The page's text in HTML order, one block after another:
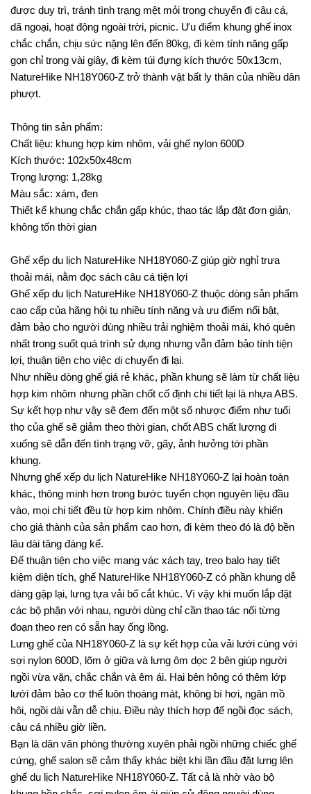
được duy trì, tránh tình trạng mệt mỏi trong chuyến đi câu cá,
dã ngoại, hoạt động ngoài trời, picnic. Ưu điểm khung ghế inox
chắc chắn, chịu sức nặng lên đến 80kg, đi kèm tính năng gấp
gọn chỉ trong vài giây, đi kèm túi đựng kích thước 50x13cm,
NatureHike NH18Y060-Z trở thành vật bất ly thân của nhiều dân
phượt.
Thông tin sản phẩm:
Chất liệu: khung hợp kim nhôm, vải ghế nylon 600D
Kích thước: 102x50x48cm
Trọng lượng: 1,28kg
Màu sắc: xám, đen
Thiết kế khung chắc chắn gấp khúc, thao tác lắp đặt đơn giản,
không tốn thời gian
Ghế xếp du lịch NatureHike NH18Y060-Z giúp giờ nghỉ trưa
thoải mái, nằm đọc sách câu cá tiện lợi
Ghế xếp du lịch NatureHike NH18Y060-Z thuộc dòng sản phẩm
cao cấp của hãng hội tụ nhiều tính năng và ưu điểm nổi bật,
đảm bảo cho người dùng nhiều trải nghiệm thoải mái, khó quên
nhất trong suốt quá trình sử dụng nhưng vẫn đảm bảo tính tiện
lợi, thuận tiện cho việc di chuyển đi lại.
Như nhiều dòng ghế giá rẻ khác, phần khung sẽ làm từ chất liệu
hợp kim nhôm nhưng phần chốt cố định chi tiết lại là nhựa ABS.
Sự kết hợp như vậy sẽ đem đến một số nhược điểm như tuổi
thọ của ghế sẽ giảm theo thời gian, chốt ABS chất lượng đi
xuống sẽ dẫn đến tình trạng vỡ, gãy, ảnh hưởng tới phần
khung.
Nhưng ghế xếp du lịch NatureHike NH18Y060-Z lại hoàn toàn
khác, thông minh hơn trong bước tuyển chọn nguyên liệu đầu
vào, mọi chi tiết đều từ hợp kim nhôm. Chính điều này khiến
cho giá thành của sản phẩm cao hơn, đi kèm theo đó là độ bền
lâu dài tăng đáng kể.
Để thuận tiện cho việc mang vác xách tay, treo balo hay tiết
kiệm diện tích, ghế NatureHike NH18Y060-Z có phần khung dễ
dàng gập lại, lưng tựa vải bố cắt khúc. Vì vậy khi muốn lắp đặt
các bộ phận với nhau, người dùng chỉ cần thao tác nối từng
đoạn theo ren có sẵn hay ống lồng.
Lưng ghế của NH18Y060-Z là sự kết hợp của vải lưới cùng với
sợi nylon 600D, lõm ở giữa và lưng ôm dọc 2 bên giúp người
ngồi vừa vặn, chắc chắn và êm ái. Hai bên hông có thêm lớp
lưới đảm bảo cơ thể luôn thoáng mát, không bí hơi, ngăn mồ
hôi, ngồi dài vẫn dễ chịu. Điều này thích hợp để ngồi đọc sách,
câu cá nhiều giờ liền.
Bạn là dân văn phòng thường xuyên phải ngồi những chiếc ghế
cứng, ghế salon sẽ cảm thấy khác biệt khi lần đầu đặt lưng lên
ghế du lịch NatureHike NH18Y060-Z. Tất cả là nhờ vào bộ